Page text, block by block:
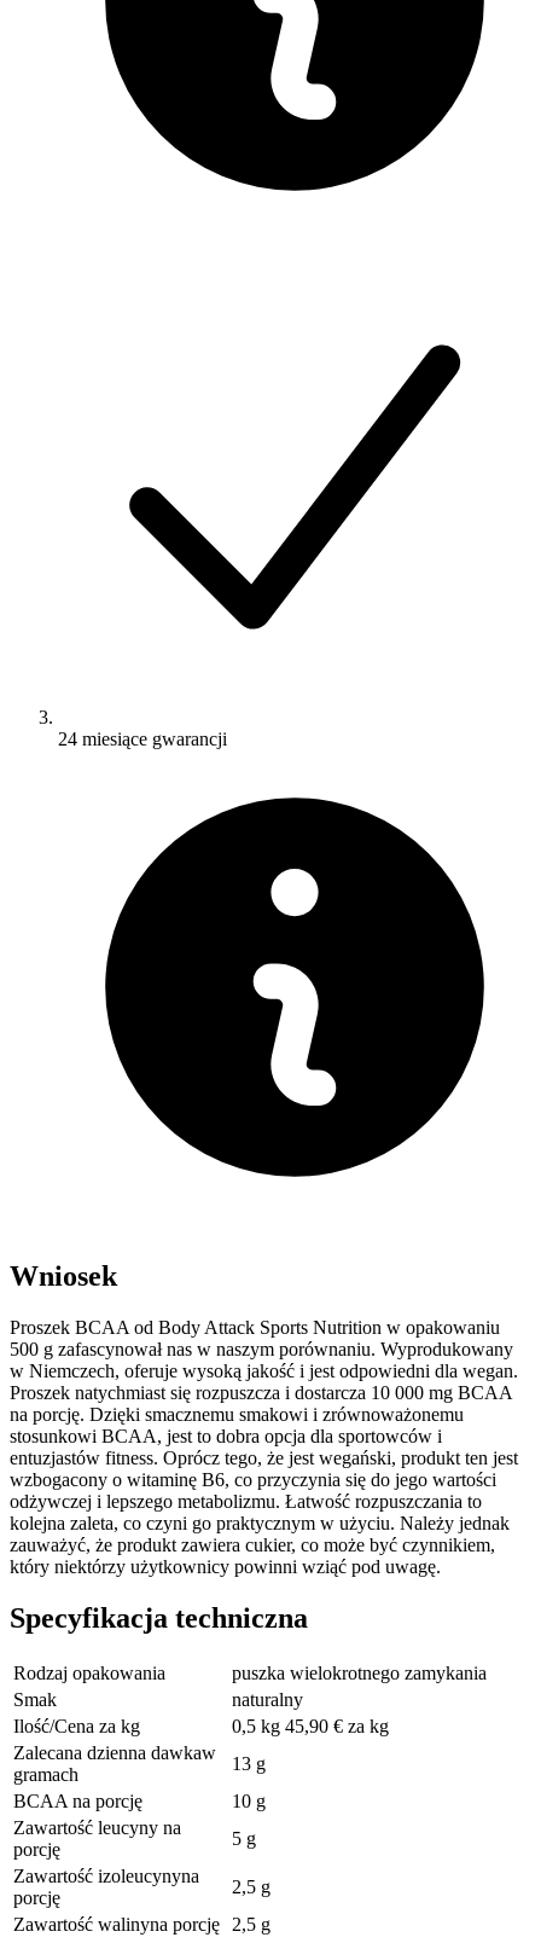
24 miesiące gwarancji
Wniosek
Proszek BCAA od Body Attack Sports Nutrition w opakowaniu
500 g zafascynował nas w naszym porównaniu. Wyprodukowany
w Niemczech, oferuje wysoką jakość i jest odpowiedni dla wegan.
Proszek natychmiast się rozpuszcza i dostarcza 10 000 mg BCAA
na porcję. Dzięki smacznemu smakowi i zrównoważonemu
stosunkowi BCAA, jest to dobra opcja dla sportowców i
entuzjastów fitness. Oprócz tego, że jest wegański, produkt ten jest
wzbogacony o witaminę B6, co przyczynia się do jego wartości
odżywczej i lepszego metabolizmu. Łatwość rozpuszczania to
kolejna zaleta, co czyni go praktycznym w użyciu. Należy jednak
zauważyć, że produkt zawiera cukier, co może być czynnikiem,
który niektórzy użytkownicy powinni wziąć pod uwagę.
Specyfikacja techniczna
Rodzaj opakowania
puszka wielokrotnego zamykania
Smak
naturalny
Ilość/Cena za kg
0,5 kg 45,90 € za kg
Zalecana dzienna dawkaw
gramach
13 g
BCAA na porcję
10 g
Zawartość leucyny na
porcję
5 g
Zawartość izoleucynyna
porcję
2,5 g
Zawartość walinyna porcję
2,5 g